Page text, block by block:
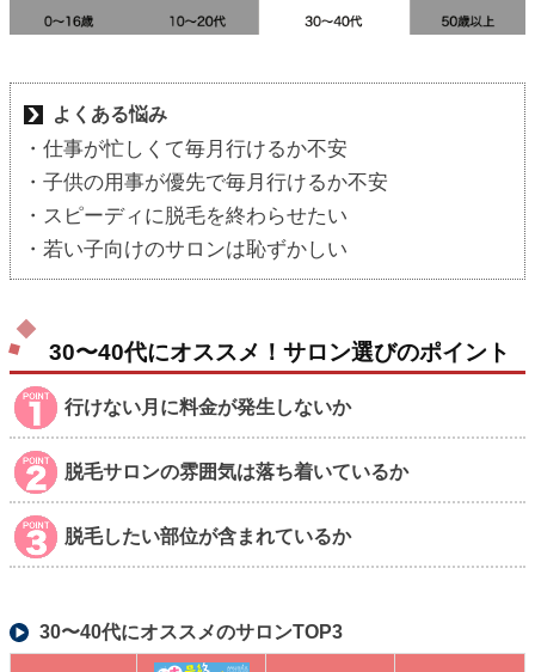
よくある悩み
・仕事が忙しくて毎月行けるか不安
・子供の用事が優先で毎月行けるか不安
・スピーディに脱毛を終わらせたい
・若い子向けのサロンは恥ずかしい
30〜40代にオススメ！サロン選びのポイント
行けない月に料金が発生しないか
脱毛サロンの雰囲気は落ち着いているか
脱毛したい部位が含まれているか
30〜40代にオススメのサロンTOP3